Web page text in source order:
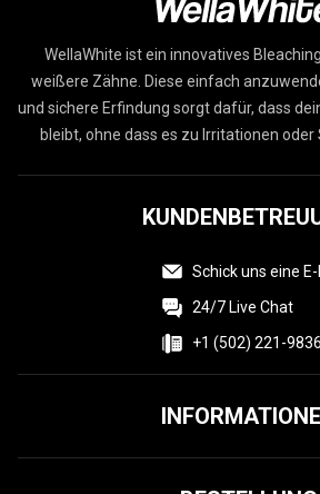
WellaWhite ist ein innovatives
weißere Zähne. Diese einfach
und sichere Erfindung sorgt dafür, dass
bleibt, ohne dass es zu Irritationen
Schick uns eine E-
24/7 Live Chat
+1 (502) 221-9836